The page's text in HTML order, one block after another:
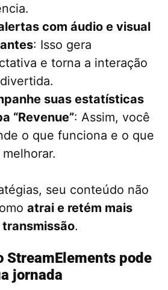
com áudio e visual
: Isso gera
e torna a interação
suas estatísticas
“Revenue”: Assim, você
o que funciona e o que
seu conteúdo não
atrai e retém mais
.
StreamElements pode
jornada